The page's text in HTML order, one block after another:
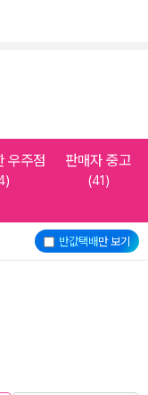
우주점 판매자 중고
(41)
반값택배만 보기